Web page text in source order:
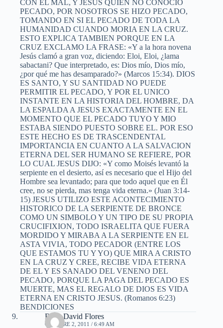
CON EL MAL, Y JESUS QUIEN NO CONOCIO
PECADO, POR NOSOTROS SE HIZO PECADO,
TOMANDO EN SI EL PECADO DE TODA LA
HUMANIDAD CUANDO MORIA EN LA CRUZ.
ESTO EXPLICA TAMBIEN PORQUE EN LA
CRUZ EXCLAMO LA FRASE: «Y a la hora novena
Jesús clamó a gran voz, diciendo: Eloi, Eloi, ¿lama
sabactani? Que interpretado, es: Dios mío, Dios mío,
¿por qué me has desamparado?» (Marcos 15:34). DIOS
ES SANTO, Y SU SANTIDAD NO PUEDE
PERMITIR EL PECADO, Y POR EL UNICO
INSTANTE EN LA HISTORIA DEL HOMBRE, DA
LA ESPALDA A JESUS EXACTAMENTE EN EL
MOMENTO QUE EL PECADO TUYO Y MIO
ESTABA SIENDO PUESTO SOBRE EL. POR ESO
ESTE HECHO ES DE TRASCENDENTAL
IMPORTANCIA EN CUANTO A LA SALVACION
ETERNA DEL SER HUMANO SE REFIERE, POR
LO CUAL JESUS DIJO: «Y como Moisés levantó la
serpiente en el desierto, así es necesario que el Hijo del
Hombre sea levantado; para que todo aquel que en Él
cree, no se pierda, mas tenga vida eterna.» (Juan 3:14-
15) JESUS UTILIZO ESTE ACONTECIMIENTO
HISTORICO DE LA SERPIENTE DE BRONCE
COMO UN SIMBOLO Y UN TIPO DE SU PROPIA
CRUCIFIXION, TODO ISRAELITA QUE FUERA
MORDIDO Y MIRABA A LA SERPIENTE EN EL
ASTA VIVIA, TODO PECADOR (ENTRE LOS
QUE ESTAMOS TU Y YO) QUE MIRA A CRISTO
EN LA CRUZ Y CREE, RECIBE VIDA ETERNA
DE EL Y ES SANADO DEL VENENO DEL
PECADO, PORQUE LA PAGA DEL PECADO ES
MUERTE, MAS EL REGALO DE DIOS ES VIDA
ETERNA EN CRISTO JESUS. (Romanos 6:23)
BENDICIONES
Rene David Flores
OCTUBRE 2, 2011 / 6:49 AM